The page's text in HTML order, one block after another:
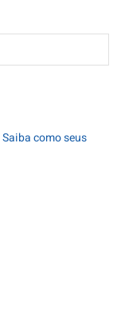
Saiba como seus